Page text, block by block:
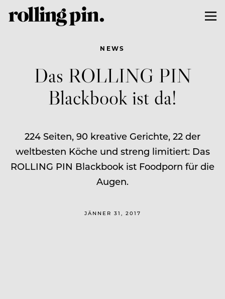
NEWS
Das ROLLING PIN
Blackbook ist da!
224 Seiten, 90 kreative Gerichte, 22 der
weltbesten Köche und streng limitiert: Das
ROLLING PIN Blackbook ist Foodporn für die
Augen.
JÄNNER 31, 2017